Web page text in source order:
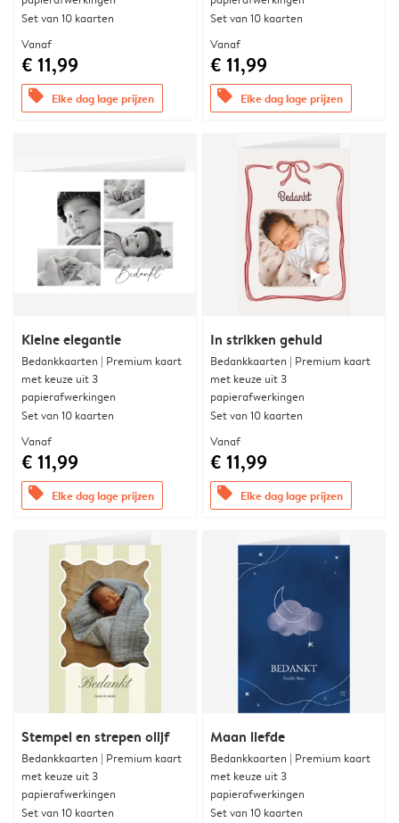
Set van 10 kaarten
Vanaf
€ 11,99
offers Elke dag lage prijzen
Set van 10 kaarten
Vanaf
€ 11,99
offers Elke dag lage prijzen
Kleine elegantie
Bedankkaarten | Premium kaart
met keuze uit 3
papierafwerkingen
Set van 10 kaarten
Vanaf
€ 11,99
offers Elke dag lage prijzen
In strikken gehuld
Bedankkaarten | Premium kaart
met keuze uit 3
papierafwerkingen
Set van 10 kaarten
Vanaf
€ 11,99
offers Elke dag lage prijzen
Stempel en strepen olijf
Bedankkaarten | Premium kaart
met keuze uit 3
papierafwerkingen
Set van 10 kaarten
Maan liefde
Bedankkaarten | Premium kaart
met keuze uit 3
papierafwerkingen
Set van 10 kaarten